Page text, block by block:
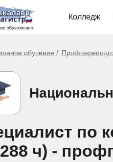
Колледж
обучение
по
ч) -